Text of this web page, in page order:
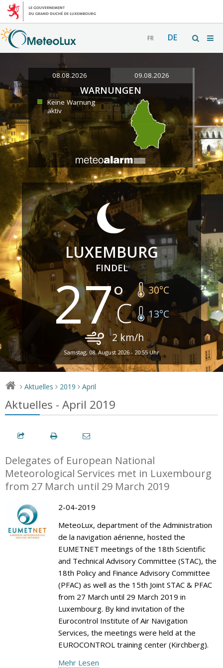
FR DE
08.08.2026 09.08.2026
WARNUNGEN
Keine Warnung
aktiv
LUXEMBURG
FINDEL
27 30°C
13°C
2 km/h
Samstag, 08. August 2026 - 20:55 Uhr
> Aktuelles > 2019 > April
Aktuelles - April 2019
Delegates of European National
Meteorological Services met in Luxembourg
from 27 March until 29 March 2019
2-04-2019
MeteoLux, department of the Administration
de la navigation aérienne, hosted the
EUMETNET meetings of the 18th Scientific
and Technical Advisory Committee (STAC), the
18th Policy and Finance Advisory Committee
(PFAC) as well as the 15th Joint STAC & PFAC
from 27 March until 29 March 2019 in
Luxembourg. By kind invitation of the
Eurocontrol Institute of Air Navigation
Services, the meetings were held at the
EUROCONTROL training center (Kirchberg).
Mehr Lesen